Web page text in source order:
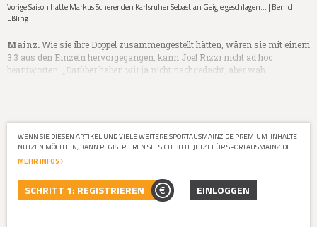
Vorige Saison hatte Markus Scherer den Karlsruher Sebastian Geigle geschlagen... | Bernd
Eßling
Mainz.Wie sie ihre Doppel zusammengestellt hätten, wären sie mit einem
3:3 aus den Einzeln hervorgegangen, kann Joel Rizzi nicht ad hoc
beantworten. „Darüber haben wir ja nicht nachgedacht, aber wah…
WENN SIE DIESEN ARTIKEL UND VIELE WEITERE SPORTAUSMAINZ.DE PREMIUM-INHALTE
NUTZEN MÖCHTEN, DANN REGISTRIEREN SIE SICH BITTE JETZT FÜR SPORTAUSMAINZ.DE.
MEHR INFOS
SCHRITT 1: REGISTRIEREN EINLOGGEN